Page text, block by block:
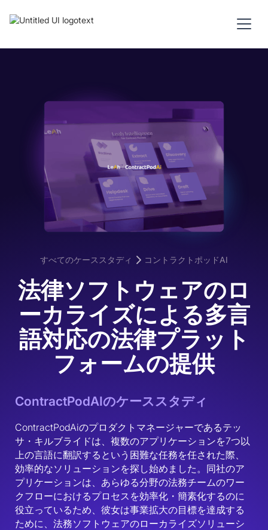
すべてのケーススタディ コントラクトポッドAI
法律ソフトウェアのロ
ーカライズによる多言
語対応の法律プラット
フォームの提供
ContractPodAIのケーススタディ
ContractPodAiのプロダクトマネージャーであるテッ
サ・キルブライドは、複数のアプリケーションを7つ以
上の言語に翻訳するという困難な任務を任された際、
効率的なソリューションを探し始めました。同社のア
プリケーションは、あらゆる分野の法務チームのワー
クフローにおけるプロセスを効率化・簡素化するのに
役立っているため、彼女は事業拡大の目標を達成する
ために、法務ソフトウェアのローカライズソリューシ